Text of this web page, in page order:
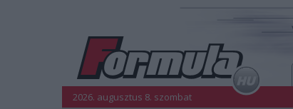
2026. augusztus 8. szombat